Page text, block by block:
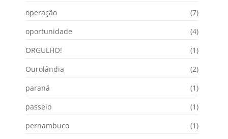
operação
(7)
oportunidade
(4)
ORGULHO!
(1)
Ourolândia
(2)
paraná
(1)
passeio
(1)
pernambuco
(1)